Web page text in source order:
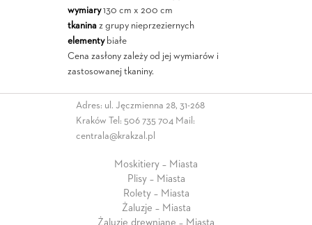
wymiary130 cm x 200 cm
tkaninaz grupy nieprzeziernych
elementybiałe
Cena zasłony zależy od jej wymiarów i
zastosowanej tkaniny.
Adres: ul. Jęczmienna 28, 31-268
Kraków Tel: 506 735 704 Mail:
centrala@krakzal.pl
Moskitiery – Miasta
Plisy – Miasta
Rolety – Miasta
Żaluzje – Miasta
Żaluzje drewniane – Miasta